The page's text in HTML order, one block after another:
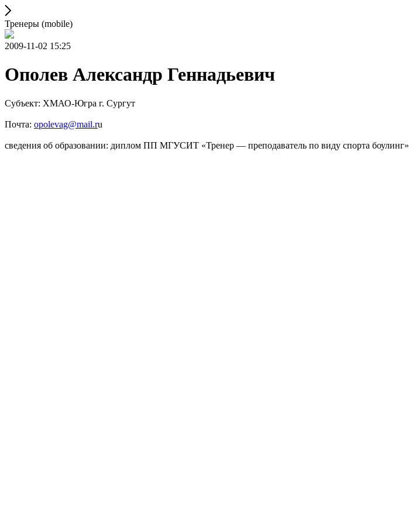
Тренеры (mobile)
2009-11-02 15:25
Ополев Александр Геннадьевич
Субъект: ХМАО-Югра г. Сургут
Почта: opolevag@mail.ru
сведения об образовании: диплом ПП МГУСИТ «Тренер — преподаватель по виду спорта боулинг»